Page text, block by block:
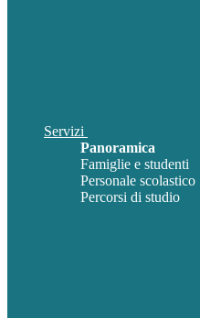
Servizi
Panoramica
Famiglie e studenti
Personale scolastico
Percorsi di studio